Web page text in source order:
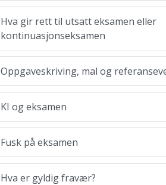
Hva gir rett til utsatt eksamen eller
kontinuasjonseksamen
Oppgaveskriving, mal og
KI og eksamen
Fusk på eksamen
Hva er gyldig fravær?